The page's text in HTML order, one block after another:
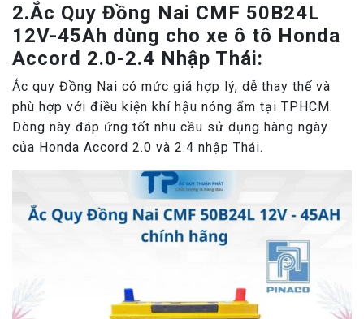
2.Ắc Quy Đồng Nai CMF 50B24L
12V-45Ah dùng cho xe ô tô Honda
Accord 2.0-2.4 Nhập Thái:
Ắc quy Đồng Nai có mức giá hợp lý, dễ thay thế và
phù hợp với điều kiện khí hậu nóng ẩm tại TPHCM.
Dòng này đáp ứng tốt nhu cầu sử dụng hàng ngày
của Honda Accord 2.0 và 2.4 nhập Thái.